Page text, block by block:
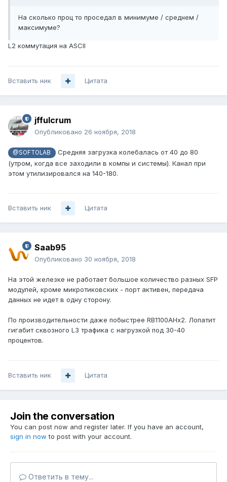
На сколько проц то проседал в минимуме / среднем /
максимуме?
L2 коммутация на ASCII
Вставить ник Цитата
jffulcrum
Опубликовано 26 ноября, 2018
@SOFTOLAB
Средняя загрузка колебалась от 40 до 80
(утром, когда все заходили в компы и системы). Канал при
этом утилизировался на 140-180.
Вставить ник Цитата
Saab95
Опубликовано 30 ноября, 2018
На этой железке не работает большое количество разных SFP
модулей, кроме микротиковских - порт активен, передача
данных не идет в одну сторону.
По производительности даже побыстрее RB1100AHx2. Лопатит
гигабит сквозного L3 трафика с нагрузкой под 30-40
процентов.
Вставить ник Цитата
Join the conversation
You can post now and register later. If you have an account,
sign in now to post with your account.
Ответить в тему...